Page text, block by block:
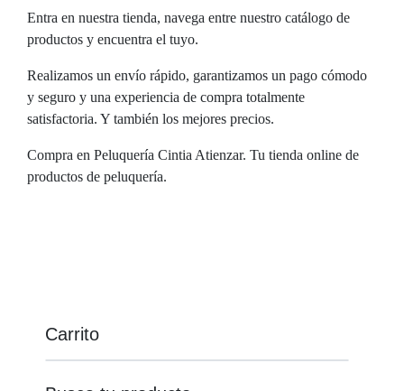
Entra en nuestra tienda, navega entre nuestro catálogo de
productos y encuentra el tuyo.
Realizamos un envío rápido, garantizamos un pago cómodo
y seguro y una experiencia de compra totalmente
satisfactoria. Y también los mejores precios.
Compra en Peluquería Cintia Atienzar. Tu tienda online de
productos de peluquería.
Carrito